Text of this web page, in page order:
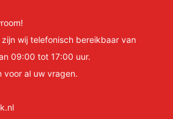
wij telefonisch bereikbaar van
09:00 tot 17:00 uur.
voor al uw vragen.